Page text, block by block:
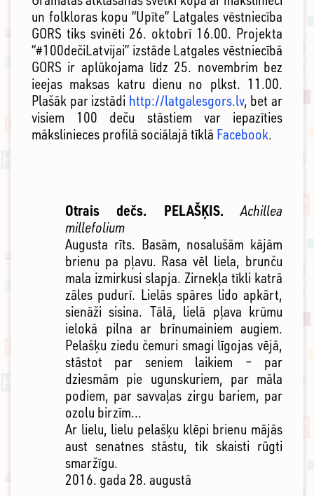
un folkloras kopu “Upīte” Latgales vēstniecība
GORS tiks svinēti 26. oktobrī 16.00. Projekta
“#100dečiLatvijai” izstāde Latgales vēstniecībā
GORS ir aplūkojama līdz 25. novembrim bez
ieejas maksas katru dienu no plkst. 11.00.
Plašāk par izstādi http://latgalesgors.lv, bet ar
visiem 100 deču stāstiem var iepazīties
mākslinieces profilā sociālajā tīklā Facebook.
Otrais dečs. PELAŠĶIS.
Achillea
millefolium
Augusta rīts. Basām, nosalušām kājām
brienu pa pļavu. Rasa vēl liela, brunču
mala izmirkusi slapja. Zirnekļa tīkli katrā
zāles pudurī. Lielās spāres lido apkārt,
sienāži sisina. Tālā, lielā pļava krūmu
ielokā pilna ar brīnumainiem augiem.
Pelašķu ziedu čemuri smagi līgojas vējā,
stāstot par seniem laikiem – par
dziesmām pie ugunskuriem, par māla
podiem, par savvaļas zirgu bariem, par
ozolu birzīm...
Ar lielu, lielu pelašķu klēpi brienu mājās
aust senatnes stāstu, tik skaisti rūgti
smaržīgu.
2016. gada 28. augustā